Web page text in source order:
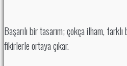
Başarılı bir tasarım; çokça ilham, farklı
fikirlerle ortaya çıkar.